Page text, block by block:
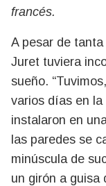
francés.
A pesar de
Juret tuviera
sueño.
varios días en la
instalaron en
las paredes se
minúscula de
un girón a guisa